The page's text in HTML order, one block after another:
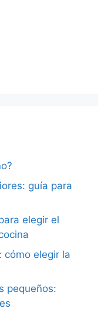
guía para
elegir el
cómo elegir la
pequeños: